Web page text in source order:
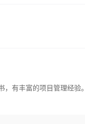
，有丰富的项目管理经验。